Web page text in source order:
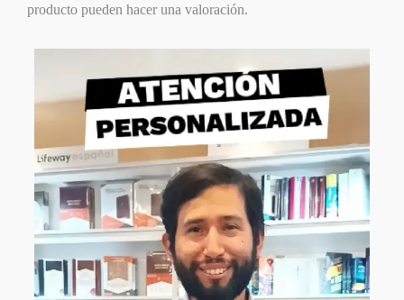
producto pueden hacer una valoración.